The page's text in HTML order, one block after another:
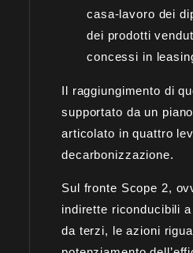
casa-lavoro dei
dei prodotti
concessi in
Il raggiungimento di
supportato da un
articolato in quattro
decarbonizzazione.
Sul fronte Scope 2,
indirette riconducibili
da terzi, le azioni